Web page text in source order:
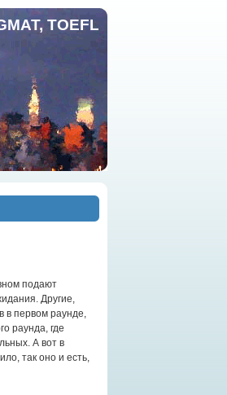
TOEFL
подают
Другие,
в первом раунде,
раунда, где
А вот в
так оно и есть,